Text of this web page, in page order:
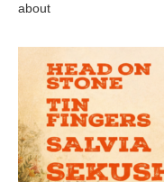
about